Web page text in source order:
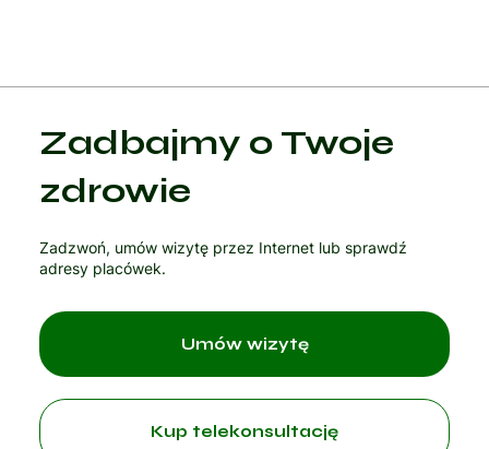
Zadbajmy o Twoje
zdrowie
Zadzwoń, umów wizytę przez Internet lub sprawdź
adresy placówek.
Kup telekonsultację
Umów wizytę